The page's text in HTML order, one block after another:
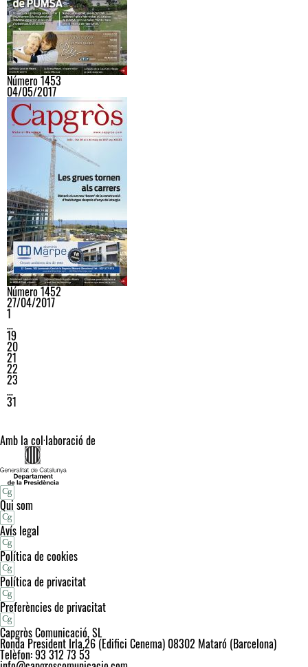
Número 1453
04/05/2017
Número 1452
27/04/2017
1
…
19
20
21
22
23
…
31
Amb la col·laboració de
Qui som
Avís legal
Política de cookies
Política de privacitat
Preferències de privacitat
Capgròs Comunicació, SL
Ronda President Irla,26 (Edifici Cenema) 08302 Mataró (Barcelona)
Telèfon: 93 312 73 53